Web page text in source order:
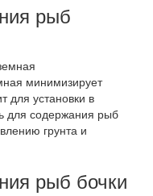
рыб
минимизирует
для установки в
для содержания рыб
грунта и
рыб бочки